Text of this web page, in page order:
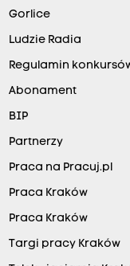
Gorlice
Ludzie Radia
Regulamin
Abonament
BIP
Partnerzy
Praca na Pracuj.pl
Praca Kraków
Praca Kraków
Targi pracy Kraków